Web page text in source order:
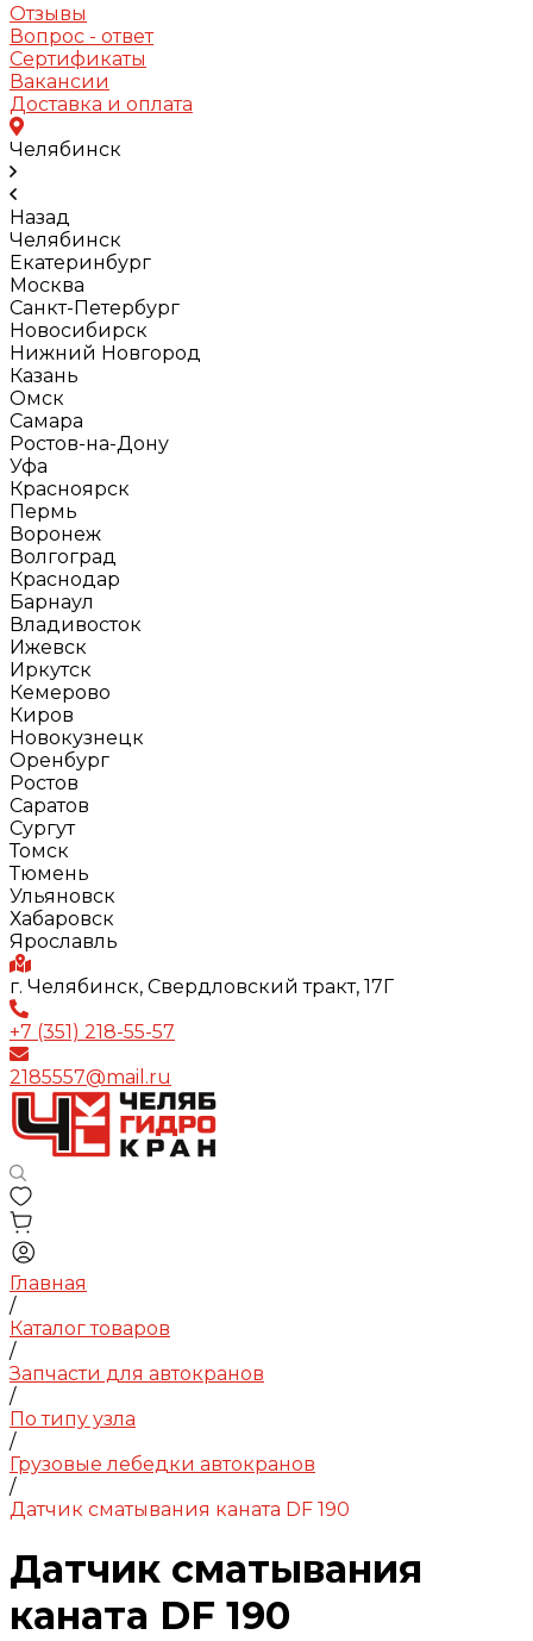
Отзывы
Вопрос - ответ
Сертификаты
Вакансии
Доставка и оплата
Челябинск
Назад
Челябинск
Екатеринбург
Москва
Санкт-Петербург
Новосибирск
Нижний Новгород
Казань
Омск
Самара
Ростов-на-Дону
Уфа
Красноярск
Пермь
Воронеж
Волгоград
Краснодар
Барнаул
Владивосток
Ижевск
Иркутск
Кемерово
Киров
Новокузнецк
Оренбург
Ростов
Саратов
Сургут
Томск
Тюмень
Ульяновск
Хабаровск
Ярославль
г. Челябинск, Свердловский тракт, 17Г
+7 (351) 218-55-57
2185557@mail.ru
Главная
/
Каталог товаров
/
Запчасти для автокранов
/
По типу узла
/
Грузовые лебедки автокранов
/
Датчик сматывания каната DF 190
Датчик сматывания
каната DF 190